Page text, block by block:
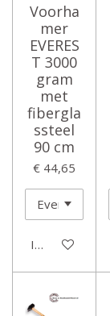
Voorha
mer
EVERES
T 3000
gram
met
fibergla
ssteel
90 cm
€ 44,65
In winkelwagen